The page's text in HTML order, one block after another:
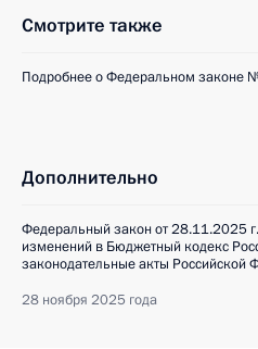
Смотрите также
Подробнее о Федеральном законе
Дополнительно
Федеральный закон от 28.11.2025
изменений в Бюджетный кодекс
законодательные акты Российской
28 ноября 2025 года